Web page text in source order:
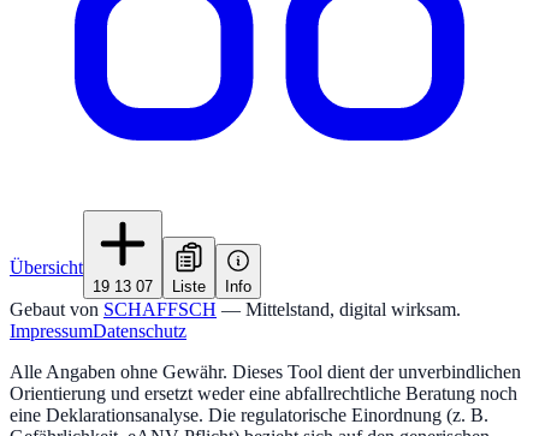
Übersicht
19 13 07 Liste Info
Gebaut von SCHAFFSCH — Mittelstand, digital wirksam.
ImpressumDatenschutz
Alle Angaben ohne Gewähr. Dieses Tool dient der unverbindlichen
Orientierung und ersetzt weder eine abfallrechtliche Beratung noch
eine Deklarationsanalyse. Die regulatorische Einordnung (z. B.